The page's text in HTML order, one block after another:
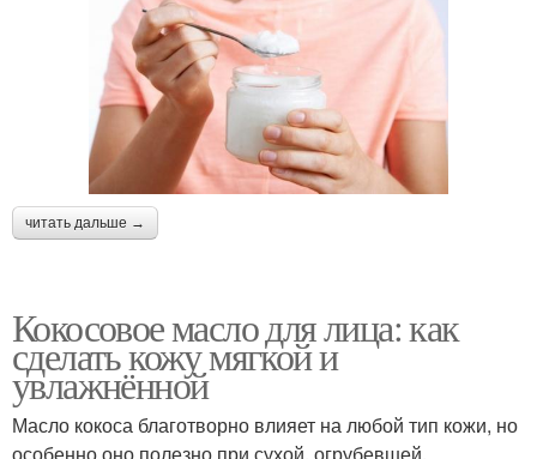
читать дальше →
Кокосовое масло для лица: как
сделать кожу мягкой и
увлажнённой
Масло кокоса благотворно влияет на любой тип кожи, но